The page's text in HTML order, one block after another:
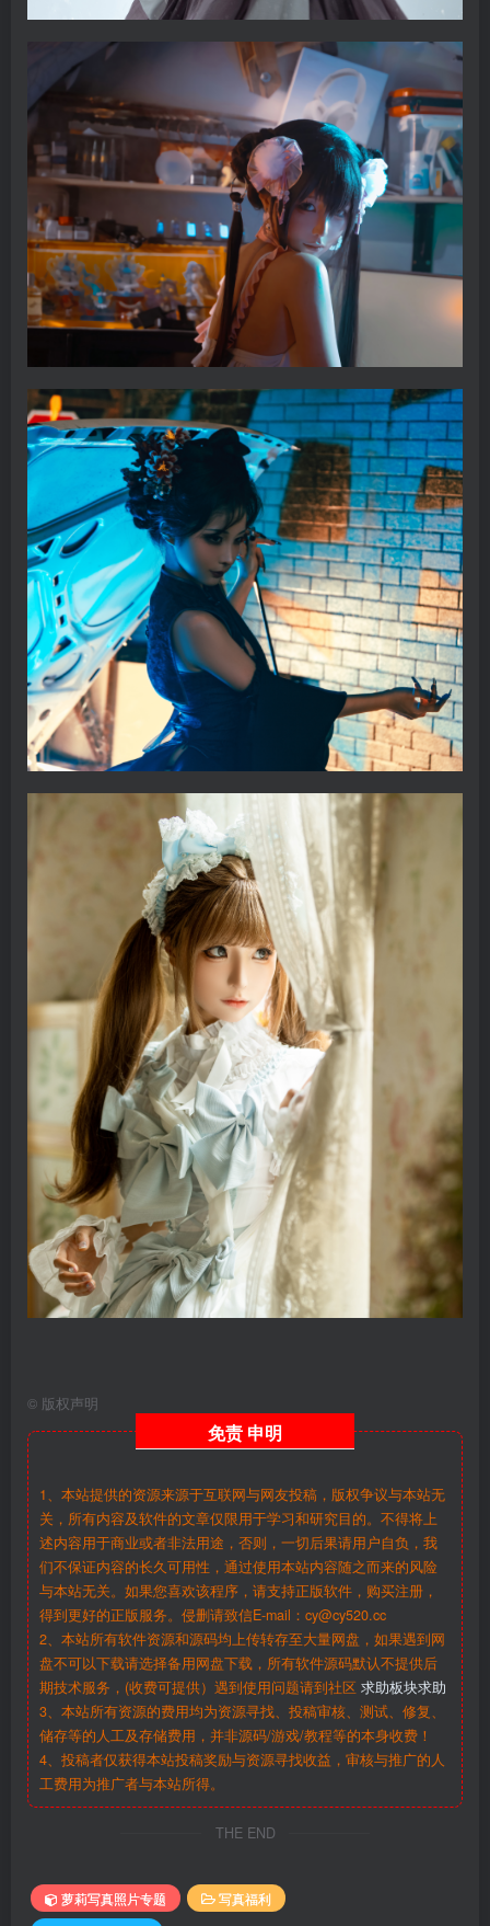
© 版权声明
免责 申明
1、本站提供的资源来源于互联网与网友投稿，版权争议与本站无
关，所有内容及软件的文章仅限用于学习和研究目的。不得将上
述内容用于商业或者非法用途，否则，一切后果请用户自负，我
们不保证内容的长久可用性，通过使用本站内容随之而来的风险
与本站无关。如果您喜欢该程序，请支持正版软件，购买注册，
得到更好的正版服务。侵删请致信E-mail：cy@cy520.cc
2、本站所有软件资源和源码均上传转存至大量网盘，如果遇到网
盘不可以下载请选择备用网盘下载，所有软件源码默认不提供后
期技术服务，(收费可提供）遇到使用问题请到社区 求助板块求助
3、本站所有资源的费用均为资源寻找、投稿审核、测试、修复、
储存等的人工及存储费用，并非源码/游戏/教程等的本身收费！
4、投稿者仅获得本站投稿奖励与资源寻找收益，审核与推广的人
工费用为推广者与本站所得。
THE END
萝莉写真照片专题
写真福利